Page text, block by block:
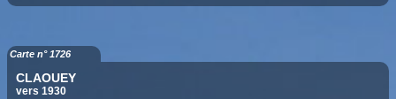
Carte n° 1726
CLAOUEY
vers 1930